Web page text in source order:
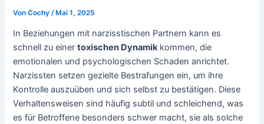
VonCochy/Mai 1, 2025
In Beziehungen mit narzisstischen Partnern kann es
schnell zu einertoxischen Dynamikkommen, die
emotionalen und psychologischen Schaden anrichtet.
Narzissten setzen gezielte Bestrafungen ein, um ihre
Kontrolle auszuüben und sich selbst zu bestätigen. Diese
Verhaltensweisen sind häufig subtil und schleichend, was
es für Betroffene besonders schwer macht, sie als solche